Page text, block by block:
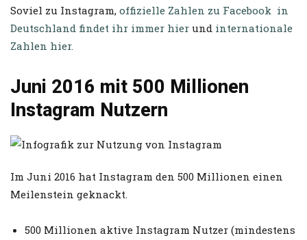
Soviel zu Instagram, offizielle Zahlen zu Facebook in
Deutschland findet ihr immer hier und internationale
Zahlen hier.
Juni 2016 mit 500 Millionen
Instagram Nutzern
Im Juni 2016 hat Instagram den 500 Millionen einen
Meilenstein geknackt.
500 Millionen aktive Instagram Nutzer (mindestens